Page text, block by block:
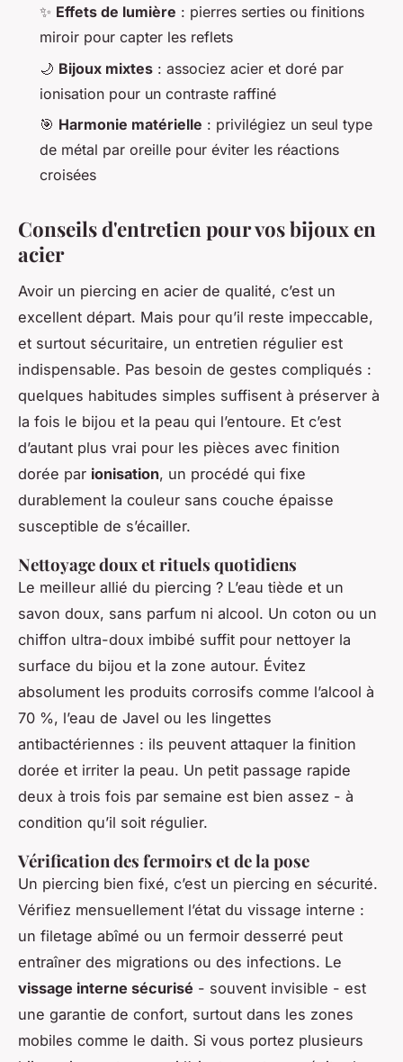
✨ Effets de lumière : pierres serties ou finitions
miroir pour capter les reflets
🌙 Bijoux mixtes : associez acier et doré par
ionisation pour un contraste raffiné
🎯 Harmonie matérielle : privilégiez un seul type
de métal par oreille pour éviter les réactions
croisées
Conseils d'entretien pour vos bijoux en
acier
Avoir un piercing en acier de qualité, c’est un
excellent départ. Mais pour qu’il reste impeccable,
et surtout sécuritaire, un entretien régulier est
indispensable. Pas besoin de gestes compliqués :
quelques habitudes simples suffisent à préserver à
la fois le bijou et la peau qui l’entoure. Et c’est
d’autant plus vrai pour les pièces avec finition
dorée par ionisation, un procédé qui fixe
durablement la couleur sans couche épaisse
susceptible de s’écailler.
Nettoyage doux et rituels quotidiens
Le meilleur allié du piercing ? L’eau tiède et un
savon doux, sans parfum ni alcool. Un coton ou un
chiffon ultra-doux imbibé suffit pour nettoyer la
surface du bijou et la zone autour. Évitez
absolument les produits corrosifs comme l’alcool à
70 %, l’eau de Javel ou les lingettes
antibactériennes : ils peuvent attaquer la finition
dorée et irriter la peau. Un petit passage rapide
deux à trois fois par semaine est bien assez - à
condition qu’il soit régulier.
Vérification des fermoirs et de la pose
Un piercing bien fixé, c’est un piercing en sécurité.
Vérifiez mensuellement l’état du vissage interne :
un filetage abîmé ou un fermoir desserré peut
entraîner des migrations ou des infections. Le
vissage interne sécurisé - souvent invisible - est
une garantie de confort, surtout dans les zones
mobiles comme le daith. Si vous portez plusieurs